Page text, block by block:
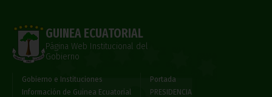
GUINEA ECUATORIAL
Página Web Institucional del
Gobierno
Gobierno e Instituciones
Información de Guinea Ecuatorial
Portada
PRESIDENCIA